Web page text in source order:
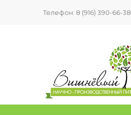
Телефон: 8 (916) 390-66-38